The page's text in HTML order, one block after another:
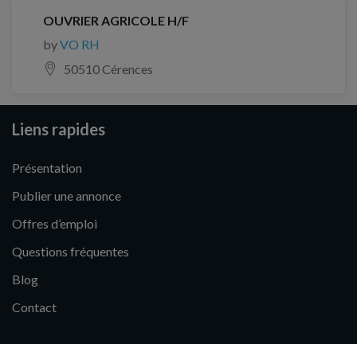
OUVRIER AGRICOLE H/F
byVO RH
50510 Cérences
Liens rapides
Présentation
Publier une annonce
Offres d’emploi
Questions fréquentes
Blog
Contact